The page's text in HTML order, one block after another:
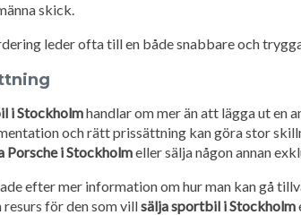
skick.
leder ofta till en både snabbare och
i Stockholmhandlar om mer än att lägga ut en
och rätt prissättning kan göra stor
Porsche i Stockholmeller sälja någon annan
efter mer information om hur man kan gå
för den som villsälja sportbil i Stockholm